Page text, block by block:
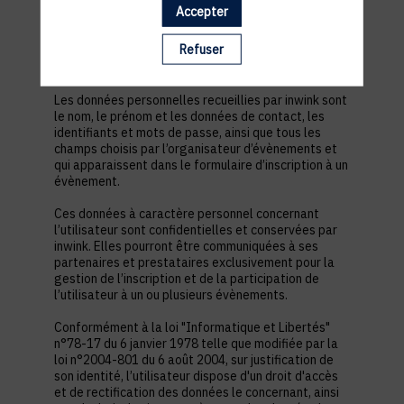
s’inscrire à un évènement, d’accéder au site d’un
évènement, et de consulter les informations
relatives à l’organisation pratique et logistique d’un
Les données personnelles recueillies par inwink sont
le nom, le prénom et les données de contact, les
identifiants et mots de passe, ainsi que tous les
champs choisis par l’organisateur d’évènements et
qui apparaissent dans le formulaire d’inscription à un
évènement.
Ces données à caractère personnel concernant
l’utilisateur sont confidentielles et conservées par
inwink. Elles pourront être communiquées à ses
partenaires et prestataires exclusivement pour la
gestion de l’inscription et de la participation de
l’utilisateur à un ou plusieurs évènements.
Conformément à la loi "Informatique et Libertés"
n°78-17 du 6 janvier 1978 telle que modifiée par la
loi n°2004-801 du 6 août 2004, sur justification de
son identité, l’utilisateur dispose d'un droit d'accès
et de rectification des données le concernant, ainsi
Accepter
Refuser